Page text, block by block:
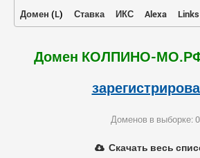
Домен (L) Ставка ИКС Alexa Links
Домен КОЛПИНО-МО.РФ
Доменов в выборке: 0
Скачать весь